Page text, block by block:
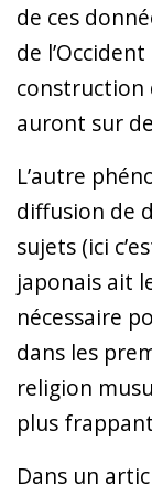
de ces
de
construction
auront sur
L’autre
diffusion de
sujets (ici
japonais ait
nécessaire
dans les
religion
plus
Dans un